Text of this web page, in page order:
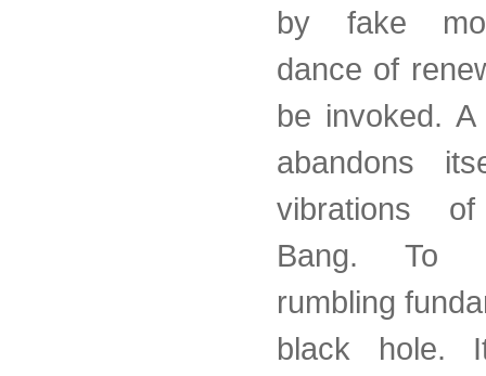
by fake
dance of
be invoked.
abandons
vibrations
Bang. To
rumbling
black hole.